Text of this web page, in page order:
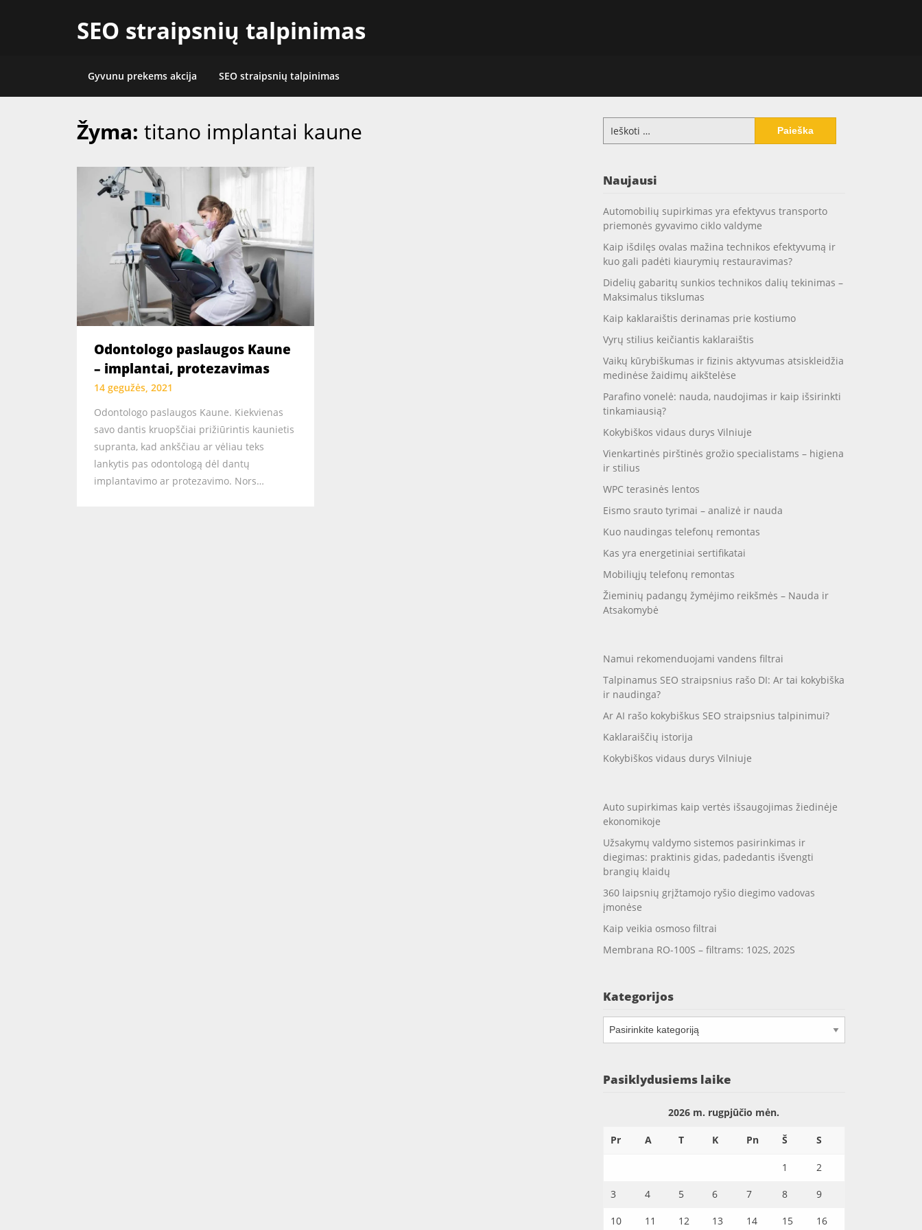
SEO straipsnių talpinimas
Gyvunu prekems akcija SEO straipsnių talpinimas
Žyma: titano implantai kaune
Odontologo paslaugos Kaune
– implantai, protezavimas
14 gegužės, 2021
Odontologo paslaugos Kaune. Kiekvienas
savo dantis kruopščiai prižiūrintis kaunietis
supranta, kad ankščiau ar vėliau teks
lankytis pas odontologą dėl dantų
implantavimo ar protezavimo. Nors…
Ieškoti:
Naujausi
Automobilių supirkimas yra efektyvus transporto
priemonės gyvavimo ciklo valdyme
Kaip išdilęs ovalas mažina technikos efektyvumą ir
kuo gali padėti kiaurymių restauravimas?
Didelių gabaritų sunkios technikos dalių tekinimas –
Maksimalus tikslumas
Kaip kaklaraištis derinamas prie kostiumo
Vyrų stilius keičiantis kaklaraištis
Vaikų kūrybiškumas ir fizinis aktyvumas atsiskleidžia
medinėse žaidimų aikštelėse
Parafino vonelė: nauda, naudojimas ir kaip išsirinkti
tinkamiausią?
Kokybiškos vidaus durys Vilniuje
Vienkartinės pirštinės grožio specialistams – higiena
ir stilius
WPC terasinės lentos
Eismo srauto tyrimai – analizė ir nauda
Kuo naudingas telefonų remontas
Kas yra energetiniai sertifikatai
Mobiliųjų telefonų remontas
Žieminių padangų žymėjimo reikšmės – Nauda ir
Atsakomybė
Namui rekomenduojami vandens filtrai
Talpinamus SEO straipsnius rašo DI: Ar tai kokybiška
ir naudinga?
Ar AI rašo kokybiškus SEO straipsnius talpinimui?
Kaklaraiščių istorija
Kokybiškos vidaus durys Vilniuje
Auto supirkimas kaip vertės išsaugojimas žiedinėje
ekonomikoje
Užsakymų valdymo sistemos pasirinkimas ir
diegimas: praktinis gidas, padedantis išvengti
brangių klaidų
360 laipsnių grįžtamojo ryšio diegimo vadovas
įmonėse
Kaip veikia osmoso filtrai
Membrana RO-100S – filtrams: 102S, 202S
Kategorijos
Kategorijos
Pasiklydusiems laike
2026 m. rugpjūčio mėn.
Pr A T K Pn Š S
1 2
3 4 5 6 7 8 9
10 11 12 13 14 15 16